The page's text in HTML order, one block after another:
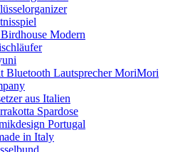
Modern
Bluetooth Lautsprecher MoriMori
aus Italien
Spardose
Portugal
in Italy